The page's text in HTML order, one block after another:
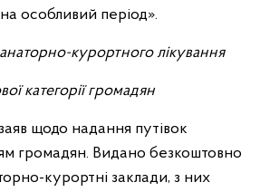
на особливий період».
курортного лікування
категорії громадян
щодо надання путівок
громадян. Видано безкоштовно
курортні заклади, з них